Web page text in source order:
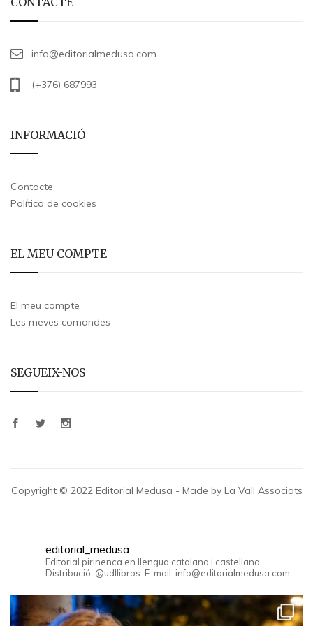
info@editorialmedusa.com
(+376) 687993
INFORMACIÓ
Contacte
Política de cookies
EL MEU COMPTE
El meu compte
Les meves comandes
SEGUEIX-NOS
Copyright © 2022 Editorial Medusa - Made by La Vall Associats
editorial_medusa
Editorial pirinenca en llengua catalana i castellana.
Distribució: @udllibros. E-mail: info@editorialmedusa.com.